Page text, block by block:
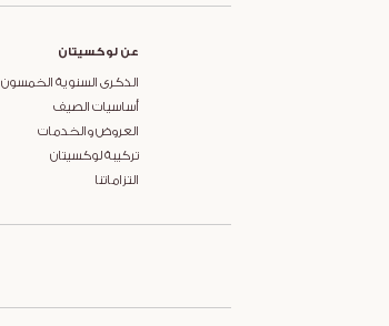
عن لوكسيتان
الذكرى السنوية الخمسون
أساسيات الصيف
العروض والخدمات
تركيبة لوكسيتان
التزاماتنا